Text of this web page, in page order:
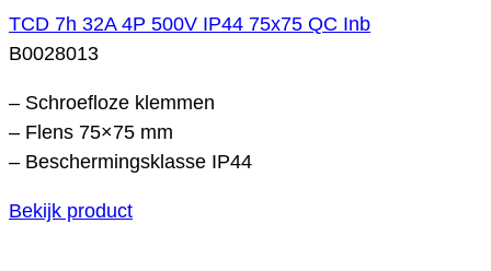
TCD 7h 32A 4P 500V IP44 75x75 QC Inb
B0028013
– Schroefloze klemmen
– Flens 75×75 mm
– Beschermingsklasse IP44
Bekijk product